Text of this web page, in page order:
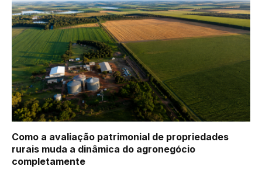
Como a avaliação patrimonial de propriedades
rurais muda a dinâmica do agronegócio
completamente